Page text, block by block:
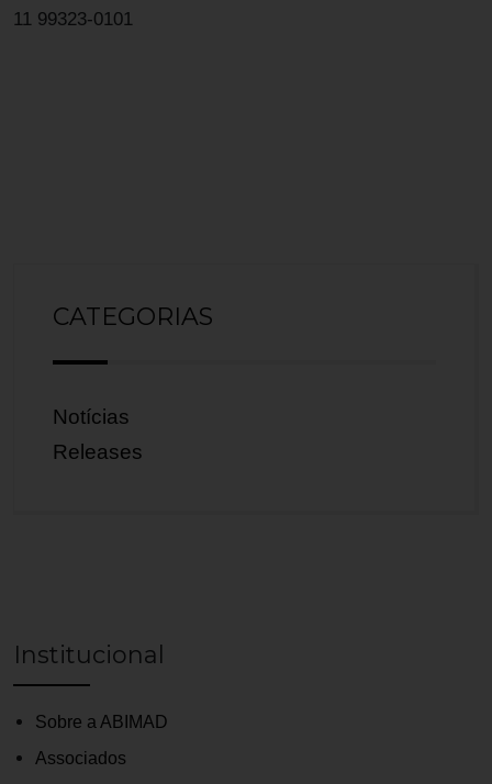
11 99323-0101
CATEGORIAS
Notícias
Releases
Institucional
Sobre a ABIMAD
Associados